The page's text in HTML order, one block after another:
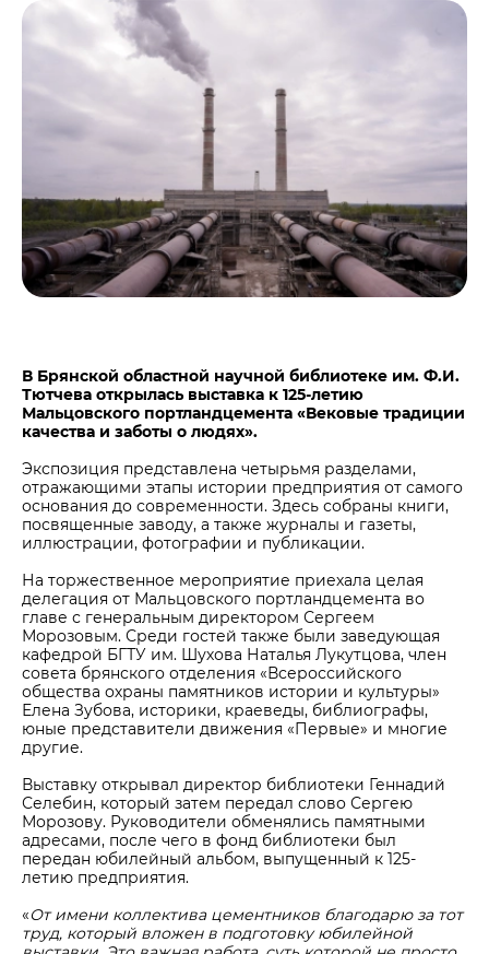
В Брянской областной научной библиотеке им. Ф.И.
Тютчева открылась выставка к 125-летию
Мальцовского портландцемента «Вековые традиции
качества и заботы о людях».
Экспозиция представлена четырьмя разделами,
отражающими этапы истории предприятия от самого
основания до современности. Здесь собраны книги,
посвященные заводу, а также журналы и газеты,
иллюстрации, фотографии и публикации.
На торжественное мероприятие приехала целая
делегация от Мальцовского портландцемента во
главе с генеральным директором Сергеем
Морозовым. Среди гостей также были заведующая
кафедрой БГТУ им. Шухова Наталья Лукутцова, член
совета брянского отделения «Всероссийского
общества охраны памятников истории и культуры»
Елена Зубова, историки, краеведы, библиографы,
юные представители движения «Первые» и многие
другие.
Выставку открывал директор библиотеки Геннадий
Селебин, который затем передал слово Сергею
Морозову. Руководители обменялись памятными
адресами, после чего в фонд библиотеки был
передан юбилейный альбом, выпущенный к 125-
летию предприятия.
«От имени коллектива цементников благодарю за тот
труд, который вложен в подготовку юбилейной
Центры дистрибуции
Реализация ТМЦ и непрофильных активов
Политика в области закупок
В помощь поставщику
Не только цемент
Люди ЦЕМРОСа
Технологии и тренды
Издание для клиентов
Аналитика цементной отрасли
Медиабанк
Пресса о нас
Контакты
Контакты